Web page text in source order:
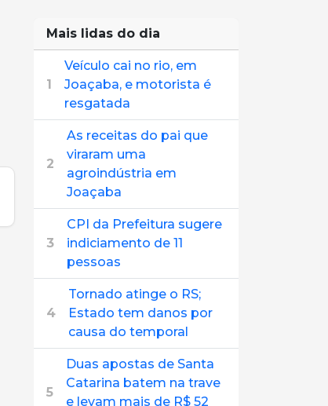
Mais lidas do dia
1
Veículo cai no rio, em
Joaçaba, e motorista é
resgatada
2
As receitas do pai que
viraram uma
agroindústria em
Joaçaba
3
CPI da Prefeitura sugere
indiciamento de 11
pessoas
4
Tornado atinge o RS;
Estado tem danos por
causa do temporal
5
Duas apostas de Santa
Catarina batem na trave
e levam mais de R$ 52